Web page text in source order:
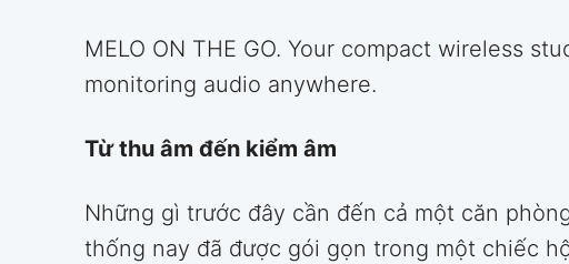
MELO ON THE GO. Your compact wireless
monitoring audio anywhere.
Từ thu âm đến kiểm âm
Những gì trước đây cần đến cả một căn
thống nay đã được gói gọn trong một chiếc